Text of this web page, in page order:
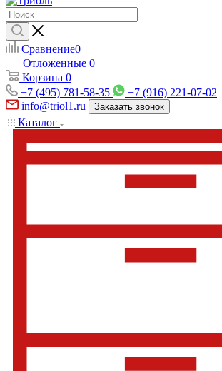
Сравнение0
Отложенные 0
Корзина 0
+7 (495) 781-58-35
+7 (916) 221-07-02
info@triol1.ru
Заказать звонок
Каталог